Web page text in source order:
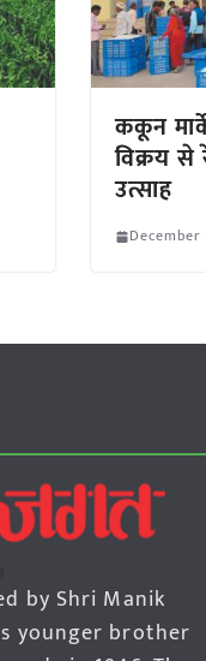
ककून
विक्रय
उत्साह
by Shri Manik
younger brother